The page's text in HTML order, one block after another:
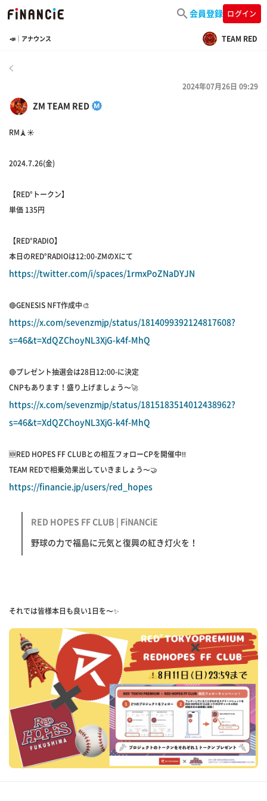
会員登録 ログイン
📣｜アナウンス TEAM RED
ZM TEAM RED
2024年07月26日 09:29
RM🗼☀️
2024.7.26(金)
【RED°トークン】
単価 135円
【RED°RADIO】
本日のRED°RADIOは12:00-ZMのXにて
https://twitter.com/i/spaces/1rmxPoZNaDYJN
🔴GENESIS NFT作成中🎨
https://x.com/sevenzmjp/status/1814099392124817608?
s=46&t=XdQZChoyNL3XjG-k4f-MhQ
🔴プレゼント抽選会は28日12:00-に決定
CNPもあります！盛り上げましょう〜🚀
https://x.com/sevenzmjp/status/1815183514012438962?
s=46&t=XdQZChoyNL3XjG-k4f-MhQ
🆕RED HOPES FF CLUBとの相互フォローCPを開催中‼︎
TEAM REDで相乗効果出していきましょう〜🤝
https://financie.jp/users/red_hopes
RED HOPES FF CLUB | FiNANCiE
野球の力で福島に元気と復興の紅き灯火を！
それでは皆様本日も良い1日を〜✨